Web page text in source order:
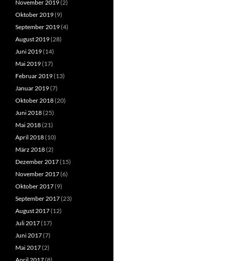
November 2019(2)
Oktober 2019(9)
September 2019(4)
August 2019(28)
Juni 2019(14)
Mai 2019(17)
Februar 2019(13)
Januar 2019(7)
Oktober 2018(20)
Juni 2018(25)
Mai 2018(21)
April 2018(10)
März 2018(2)
Dezember 2017(15)
November 2017(6)
Oktober 2017(9)
September 2017(23)
August 2017(12)
Juli 2017(17)
Juni 2017(7)
Mai 2017(2)